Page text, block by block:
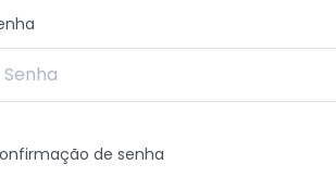
de senha